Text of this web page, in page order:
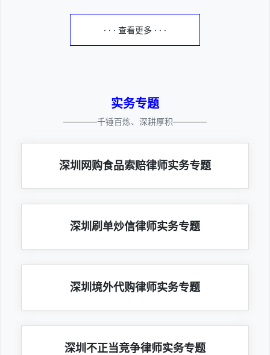
· · · 查看更多 · · ·
实务专题
————千锤百炼、深耕厚积————
深圳网购食品索赔律师实务专题
深圳刷单炒信律师实务专题
深圳境外代购律师实务专题
深圳不正当竞争律师实务专题